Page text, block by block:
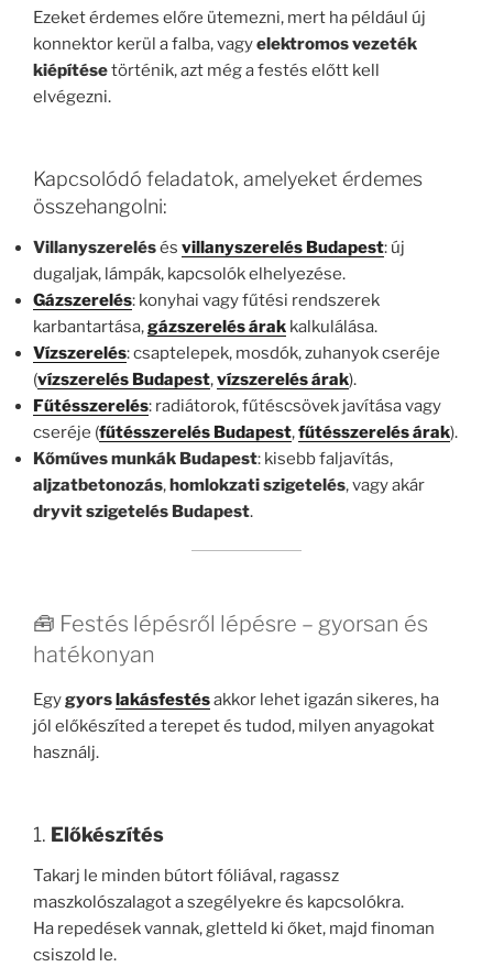
Ezeket érdemes előre ütemezni, mert ha például új
konnektor kerül a falba, vagyelektromos vezeték
kiépítésetörténik, azt még a festés előtt kell
elvégezni.
Kapcsolódó feladatok, amelyeket érdemes
összehangolni:
Villanyszerelésés villanyszerelés Budapest: új
dugaljak, lámpák, kapcsolók elhelyezése.
Gázszerelés: konyhai vagy fűtési rendszerek
karbantartása,gázszerelés árak kalkulálása.
Vízszerelés: csaptelepek, mosdók, zuhanyok cseréje
(vízszerelés Budapest,vízszerelés árak).
Fűtésszerelés: radiátorok, fűtéscsövek javítása vagy
cseréje (fűtésszerelés Budapest,fűtésszerelés árak).
Kőműves munkák Budapest: kisebb faljavítás,
aljzatbetonozás, homlokzati szigetelés, vagy akár
dryvit szigetelés Budapest.
🧰 Festés lépésről lépésre – gyorsan és
hatékonyan
Egygyors lakásfestésakkor lehet igazán sikeres, ha
jól előkészíted a terepet és tudod, milyen anyagokat
használj.
1. Előkészítés
Takarj le minden bútort fóliával, ragassz
maszkolószalagot a szegélyekre és kapcsolókra.
Ha repedések vannak, gletteld ki őket, majd finoman
csiszold le.